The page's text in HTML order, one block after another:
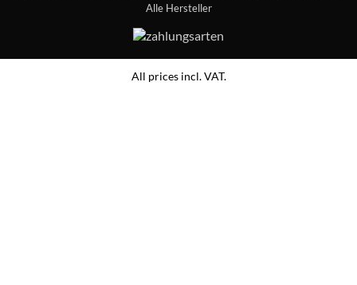
Alle Hersteller
All prices incl. VAT.